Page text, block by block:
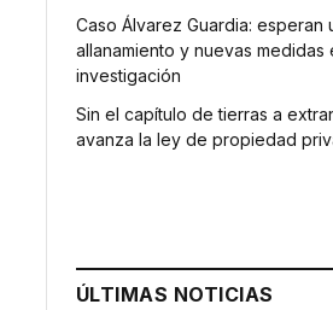
Caso Álvarez Guardia: esperan
allanamiento y nuevas medidas
investigación
Sin el capítulo de tierras a
avanza la ley de propiedad
ÚLTIMAS NOTICIAS